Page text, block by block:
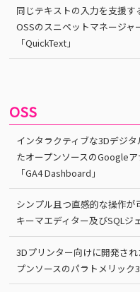
同じテキストの入力を支援
OSSのスニペットマネージャ
「QuickText」
OSS
インタラクティブな3Dデジ
たオープンソースのGoogle
「GA4 Dashboard」
シンプル且つ直感的な操作が
キーマエディター及びSQLジ
3Dプリンター向けに開発さ
プンソースのパラトメリック